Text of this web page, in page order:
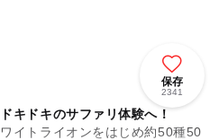
保存
2341
キドキのサファリ体験へ！
イトライオンをはじめ約50種50